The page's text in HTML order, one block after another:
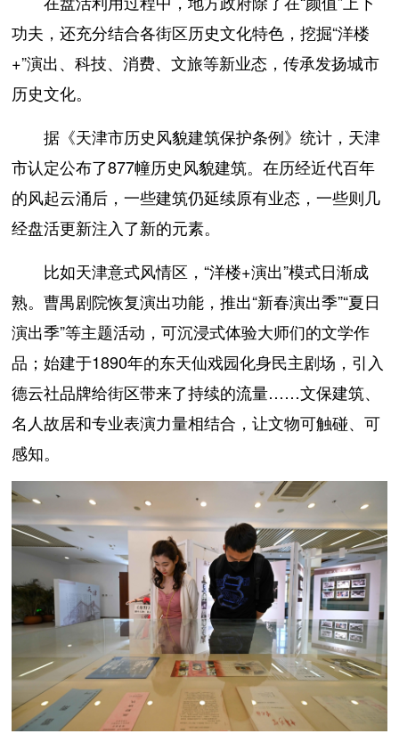
功夫，还充分结合各街区历史文化特色，挖掘“洋楼
+”演出、科技、消费、文旅等新业态，传承发扬城市
历史文化。
据《天津市历史风貌建筑保护条例》统计，天津
市认定公布了877幢历史风貌建筑。在历经近代百年
的风起云涌后，一些建筑仍延续原有业态，一些则几
经盘活更新注入了新的元素。
比如天津意式风情区，“洋楼+演出”模式日渐成
熟。曹禺剧院恢复演出功能，推出“新春演出季”“夏日
演出季”等主题活动，可沉浸式体验大师们的文学作
品；始建于1890年的东天仙戏园化身民主剧场，引入
德云社品牌给街区带来了持续的流量……文保建筑、
名人故居和专业表演力量相结合，让文物可触碰、可
感知。